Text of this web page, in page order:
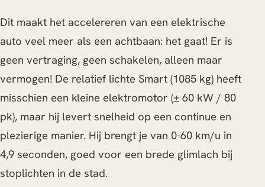
Dit maakt het accelereren van een elektrische
auto veel meer als een achtbaan: het gaat! Er is
geen vertraging, geen schakelen, alleen maar
vermogen! De relatief lichte Smart (1085 kg) heeft
misschien een kleine elektromotor (± 60 kW / 80
pk), maar hij levert snelheid op een continue en
plezierige manier. Hij brengt je van 0-60 km/u in
4,9 seconden, goed voor een brede glimlach bij
stoplichten in de stad.